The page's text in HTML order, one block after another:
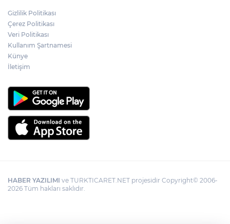
Gizlilik Politikası
Çerez Politikası
Veri Politikası
Kullanım Şartnamesi
Künye
İletişim
HABER YAZILIMI ve TURKTICARET.NET projesidir Copyright© 2006-
2026 Tüm hakları saklıdır.